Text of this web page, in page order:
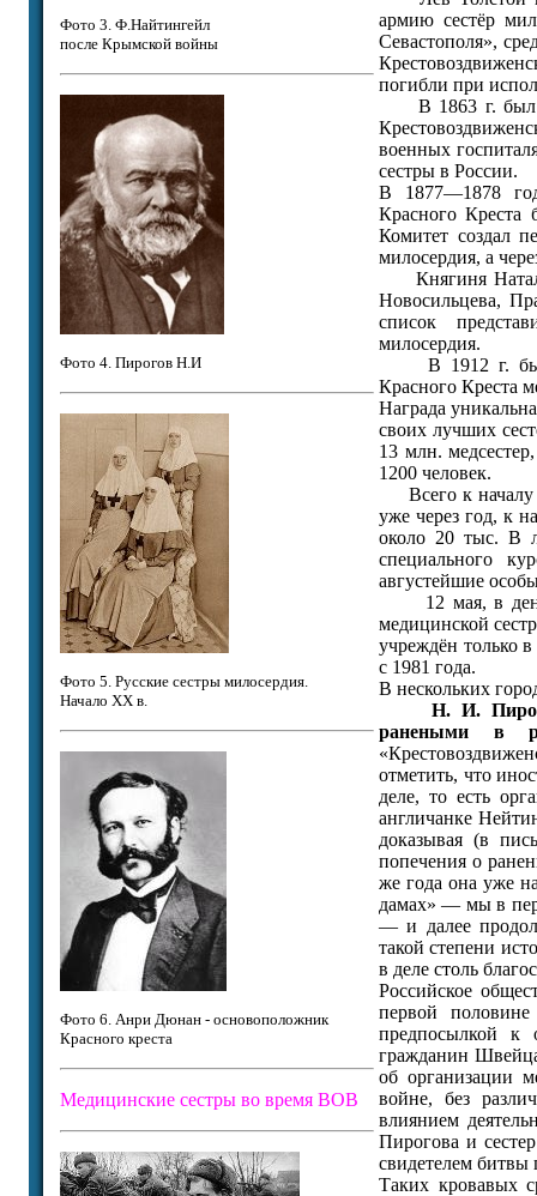
Фото 3. Ф.Найтингейл
после Крымской войны
Фото 4. Пирогов Н.И
Фото 5. Русские сестры милосердия.
Начало ХХ в.
Фото 6. Анри Дюнан - основоположник
Красного креста
Медицинские сестры во время ВОВ
армию сестёр
Севастополя»,
погибли при
В 1863 г. был
военных
сестры в России.
В 1877—1878
Красного Креста
Комитет создал
милосердия, а
Княгиня
Новосильцева,
список
милосердия.
В 1912 г. была
Красного Креста
Награда
своих лучших
13 млн.
1200 человек.
Всего к началу
уже через год, к
около 20 тыс. В
специального
августейшие
12 мая, в день
медицинской
учреждён только
с 1981 года.
В нескольких
Н. И.
ранеными в
отметить, что
деле, то есть
англичанке
доказывая (в
попечения о
же года она уже
дамах» — мы в
— и далее
такой степени
в деле столь
Российское
первой
предпосылкой к
гражданин
об организации
войне, без
влиянием
Пирогова и
свидетелем
Таких кровавых